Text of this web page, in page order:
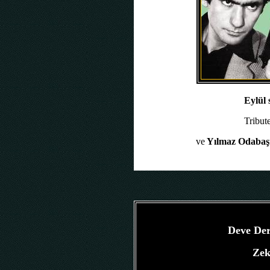
Eylül
veYılmaz
Deve